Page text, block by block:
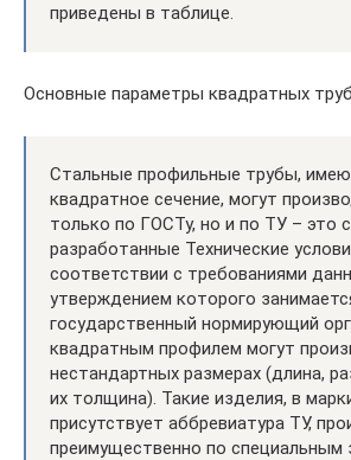
приведены в таблице.
Основные параметры квадратных труб
Стальные профильные трубы,
квадратное сечение, могут
только по ГОСТу, но и по ТУ – это
разработанные Технические
соответствии с требованиями
утверждением которого
государственный нормирующий
квадратным профилем могут
нестандартных размерах (длина,
их толщина). Такие изделия, в
присутствует аббревиатура ТУ,
преимущественно по специальным